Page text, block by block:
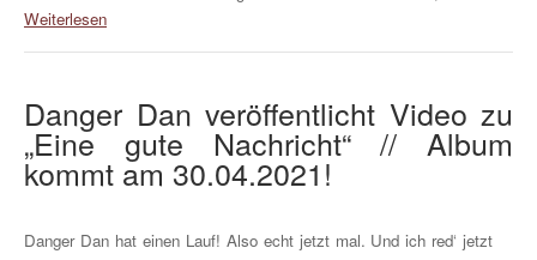
Weiterlesen
Danger Dan veröffentlicht Video zu
„Eine gute Nachricht“ // Album
kommt am 30.04.2021!
Danger Dan hat einen Lauf! Also echt jetzt mal. Und ich red‘ jetzt